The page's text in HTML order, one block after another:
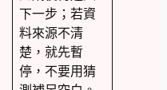
下一步；若資
料來源不清
楚，就先暫
停，不要用猜